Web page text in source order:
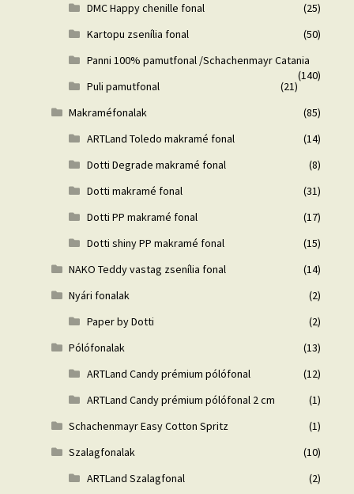
DMC Happy chenille fonal
(25)
Kartopu zsenília fonal
(50)
Panni 100% pamutfonal /Schachenmayr Catania
(140)
Puli pamutfonal
(21)
Makraméfonalak
(85)
ARTLand Toledo makramé fonal
(14)
Dotti Degrade makramé fonal
(8)
Dotti makramé fonal
(31)
Dotti PP makramé fonal
(17)
Dotti shiny PP makramé fonal
(15)
NAKO Teddy vastag zsenília fonal
(14)
Nyári fonalak
(2)
Paper by Dotti
(2)
Pólófonalak
(13)
ARTLand Candy prémium pólófonal
(12)
ARTLand Candy prémium pólófonal 2 cm
(1)
Schachenmayr Easy Cotton Spritz
(1)
Szalagfonalak
(10)
ARTLand Szalagfonal
(2)